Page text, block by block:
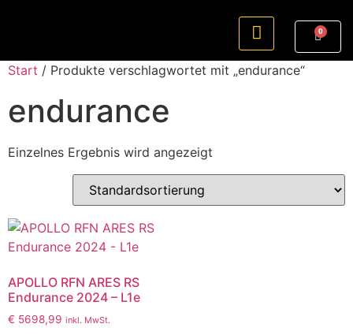
0
Start / Produkte verschlagwortet mit „endurance“
endurance
Einzelnes Ergebnis wird angezeigt
APOLLO RFN ARES RS
Endurance 2024 – L1e
€ 5698,99 inkl. MwSt.